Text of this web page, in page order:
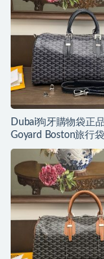
Dubai狗牙購物袋正
Goyard Boston旅行